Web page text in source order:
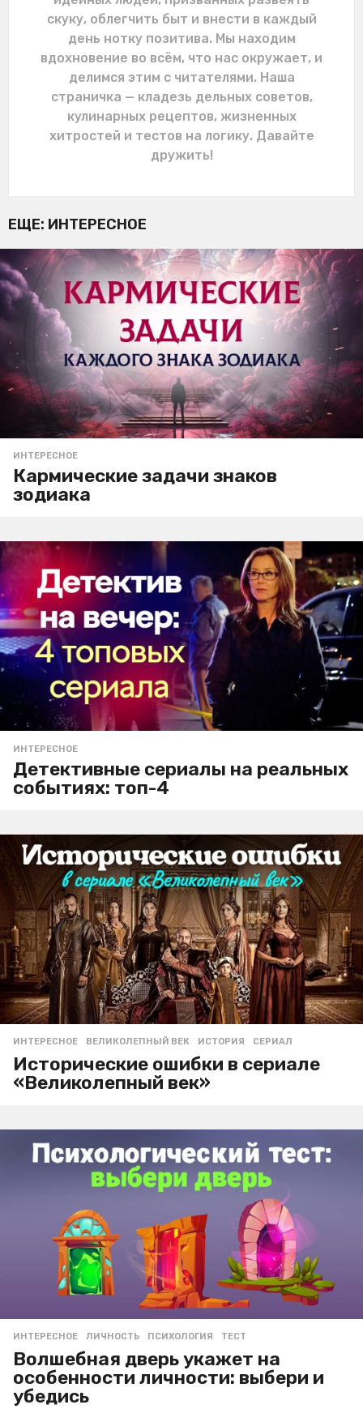
скуку, облегчить быт и внести в каждый
день нотку позитива. Мы находим
вдохновение во всём, что нас окружает, и
делимся этим с читателями. Наша
страничка — кладезь дельных советов,
кулинарных рецептов, жизненных
хитростей и тестов на логику. Давайте
дружить!
ЕЩЕ: ИНТЕРЕСНОЕ
ИНТЕРЕСНОЕ
Кармические задачи знаков
зодиака
ИНТЕРЕСНОЕ
Детективные сериалы на реальных
событиях: топ-4
ИНТЕРЕСНОЕ ВЕЛИКОЛЕПНЫЙ ВЕК ,ИСТОРИЯ ,СЕРИАЛ
Исторические ошибки в сериале
«Великолепный век»
ИНТЕРЕСНОЕ ЛИЧНОСТЬ ,ПСИХОЛОГИЯ ,ТЕСТ
Волшебная дверь укажет на
особенности личности: выбери и
убедись